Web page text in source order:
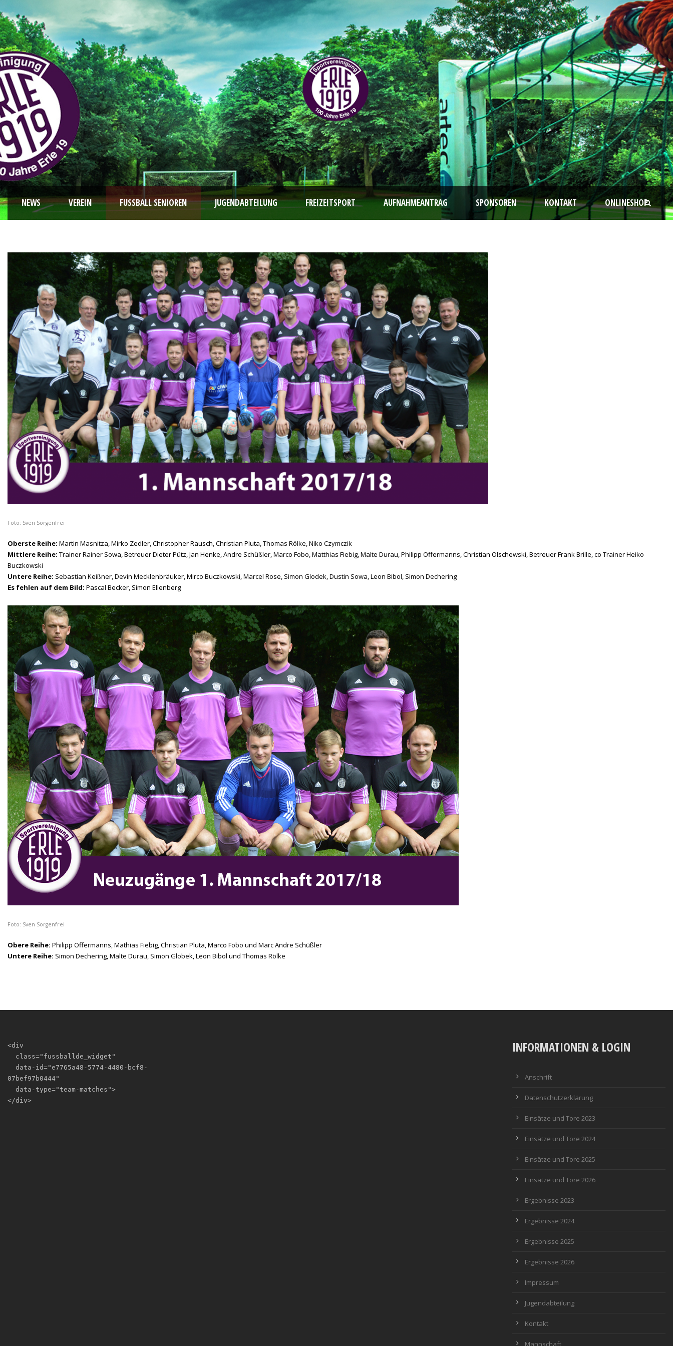
NEWS VEREIN FUSSBALL SENIOREN JUGENDABTEILUNG FREIZEITSPORT AUFNAHMEANTRAG SPONSOREN KONTAKT ONLINESHOP
Foto: Sven Sorgenfrei
Oberste Reihe: Martin Masnitza, Mirko Zedler, Christopher Rausch, Christian Pluta, Thomas Rölke, Niko Czymczik
Mittlere Reihe: Trainer Rainer Sowa, Betreuer Dieter Pütz, Jan Henke, Andre Schüßler, Marco Fobo, Matthias Fiebig, Malte Durau, Philipp Offermanns, Christian Olschewski, Betreuer Frank Brille, co Trainer Heiko
Buczkowski
Untere Reihe: Sebastian Keißner, Devin Mecklenbräuker, Mirco Buczkowski, Marcel Rose, Simon Glodek, Dustin Sowa, Leon Bibol, Simon Dechering
Es fehlen auf dem Bild: Pascal Becker, Simon Ellenberg
Foto: Sven Sorgenfrei
Obere Reihe: Philipp Offermanns, Mathias Fiebig, Christian Pluta, Marco Fobo und Marc Andre Schüßler
Untere Reihe: Simon Dechering, Malte Durau, Simon Globek, Leon Bibol und Thomas Rölke
<div
07bef97b0444"
</div>
INFORMATIONEN & LOGIN
Anschrift
Datenschutzerklärung
Einsätze und Tore 2023
Einsätze und Tore 2024
Einsätze und Tore 2025
Einsätze und Tore 2026
Ergebnisse 2023
Ergebnisse 2024
Ergebnisse 2025
Ergebnisse 2026
Impressum
Jugendabteilung
Kontakt
Mannschaft